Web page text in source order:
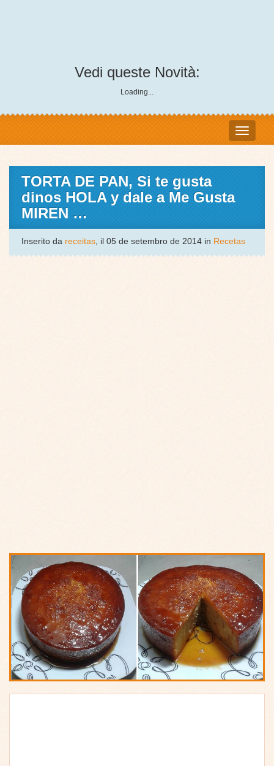
Vedi queste Novità:
Loading...
TORTA DE PAN, Si te gusta
dinos HOLA y dale a Me Gusta
MIREN …
Inserito da receitas, il 05 de setembro de 2014 in Recetas